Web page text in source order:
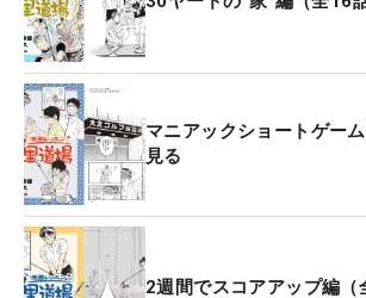
マニアックショートゲー
見る
2週間でスコアアップ編（